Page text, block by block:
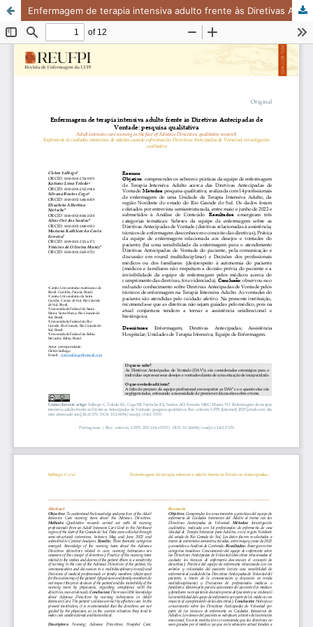
Enfermagem de terapia intensiva adulto frente às Diretivas Antecipadas de Vontade: pesquisa qualitativa